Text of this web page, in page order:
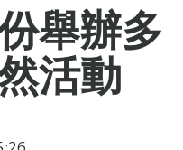
舉辦多
活動